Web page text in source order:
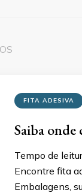
FITA ADESIVA
Saiba onde
Tempo de
Encontre fita
Embalagens,